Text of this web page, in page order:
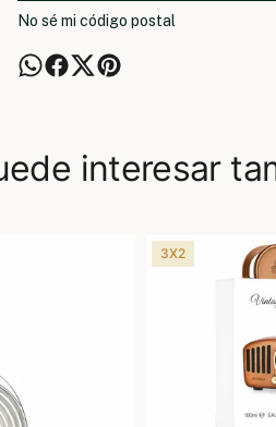
No sé mi código postal
interesar
3X2